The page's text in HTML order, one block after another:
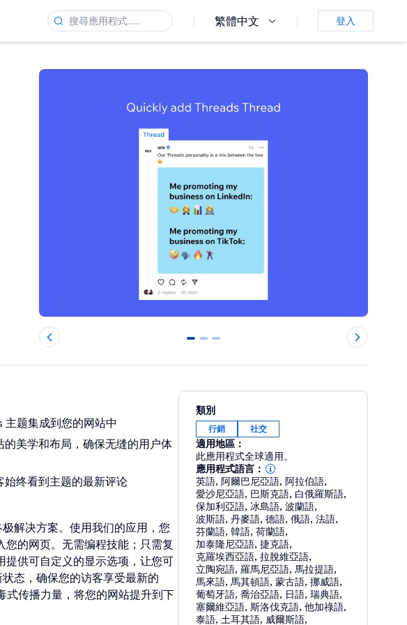
繁體中文 登入
0 1 2
题集成到您的网站中
美学和布局，确保无缝的用户体
终看到主题的最新评论
解决方案。使用我们的应用，您
的网页。无需编程技能；只需复
供可自定义的显示选项，让您可
态，确保您的访客享受最新的
传播力量，将您的网站提升到下
類別
行銷 社交
適用地區：
此應用程式全球適用。
應用程式語言：
英語,阿爾巴尼亞語,阿拉伯語,
愛沙尼亞語, 巴斯克語, 白俄羅斯語,
保加利亞語, 冰島語,波蘭語,
波斯語,丹麥語,德語,俄語,法語,
芬蘭語,韓語,荷蘭語,
加泰隆尼亞語,捷克語,
克羅埃西亞語,拉脫維亞語,
立陶宛語,羅馬尼亞語, 馬拉提語,
馬來語, 馬其頓語,蒙古語,挪威語,
葡萄牙語,喬治亞語, 日語,瑞典語,
塞爾維亞語,斯洛伐克語,他加祿語,
泰語, 土耳其語, 威爾斯語,